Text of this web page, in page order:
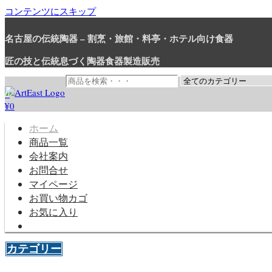
コンテンツにスキップ
名古屋の伝統陶器 – 割烹・旅館・料亭・ホテル向け食器
匠の技と伝統息づく陶器食器製造販売
和食器・洋食器通販｜割烹・旅
業務用から個人用まで、おしゃれでかわいい和食器・洋食器はま
0
¥0
ホーム
商品一覧
会社案内
お問合せ
マイページ
お買い物カゴ
お気に入り
カテゴリー